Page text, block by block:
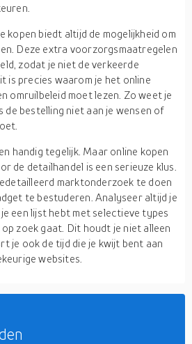
kopen biedt altijd de mogelijkheid om
Deze extra voorzorgsmaatregelen
zodat je niet de verkeerde
is precies waarom je het online
omruilbeleid moet lezen. Zo weet je
de bestelling niet aan je wensen of
handig tegelijk. Maar online kopen
de detailhandel is een serieuze klus.
marktonderzoek te doen
te bestuderen. Analyseer altijd je
een lijst hebt met selectieve types
zoek gaat. Dit houdt je niet alleen
je ook de tijd die je kwijt bent aan
websites.